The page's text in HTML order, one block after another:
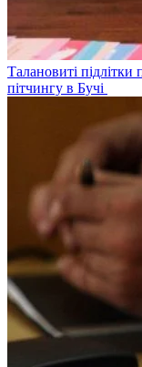
Талановиті підлітки
пітчингу в Бучі